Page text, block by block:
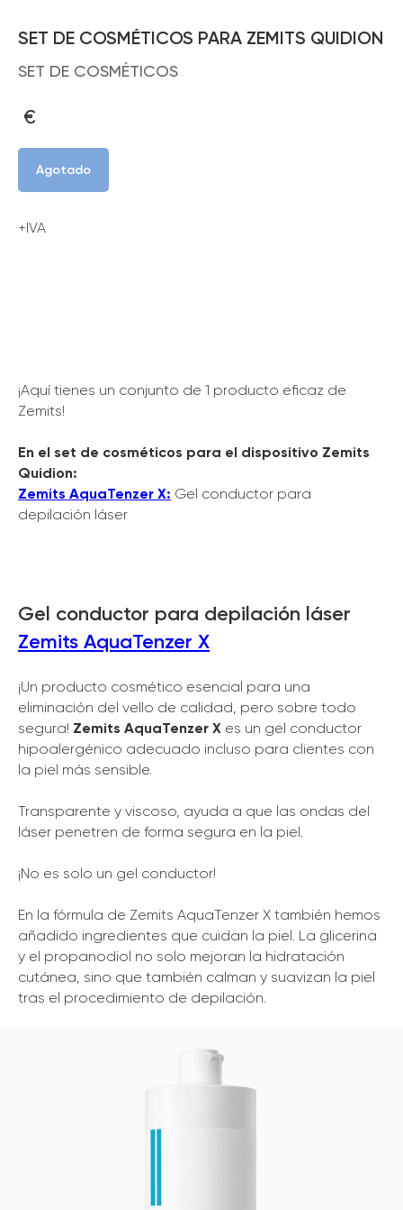
SET DE COSMÉTICOS PARA ZEMITS QUIDION
SET DE COSMÉTICOS
€
Agotado
+IVA
¡Aquí tienes un conjunto de 1 producto eficaz de
Zemits!
En el set de cosméticos para el dispositivo Zemits
Quidion:
Zemits AquaTenzer X: Gel conductor para
depilación láser
Gel conductor para depilación láser
Zemits AquaTenzer X
¡Un producto cosmético esencial para una
eliminación del vello de calidad, pero sobre todo
segura! Zemits AquaTenzer X es un gel conductor
hipoalergénico adecuado incluso para clientes con
la piel más sensible.
Transparente y viscoso, ayuda a que las ondas del
láser penetren de forma segura en la piel.
¡No es solo un gel conductor!
En la fórmula de Zemits AquaTenzer X también hemos
añadido ingredientes que cuidan la piel. La glicerina
y el propanodiol no solo mejoran la hidratación
cutánea, sino que también calman y suavizan la piel
tras el procedimiento de depilación.